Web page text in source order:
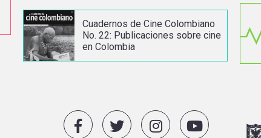
Cuadernos de Cine Colombiano
No. 22: Publicaciones sobre cine
en Colombia